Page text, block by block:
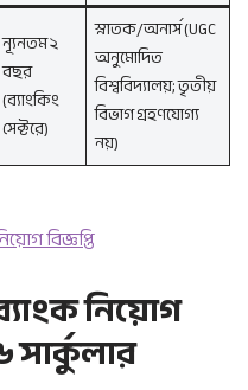
ন্যূনতম ২
বছর
(ব্যাংকিং
সেক্টরে)
স্নাতক/অনার্স (UGC
অনুমোদিত
বিশ্ববিদ্যালয়; তৃতীয়
বিভাগ গ্রহণযোগ্য
নয়)
বিজ্ঞপ্তি
নিয়োগ
সার্কুলার